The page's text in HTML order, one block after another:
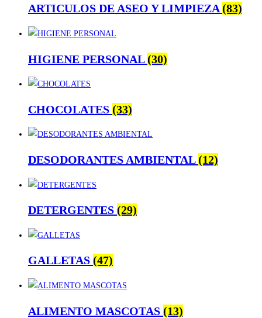
ARTICULOS DE ASEO Y LIMPIEZA(83)
HIGIENE PERSONAL(30)
CHOCOLATES (33)
DESODORANTES AMBIENTAL(12)
DETERGENTES (29)
GALLETAS (47)
ALIMENTO MASCOTAS (13)